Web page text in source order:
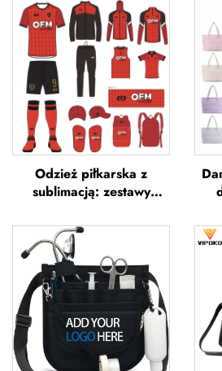
Odzież piłkarska z
sublimacją: zestawy
mężczyzn do treningów,
niestandardowa odzież
sportowa do piłki nożnej,
uniformy drużyn
piłkarskich
na